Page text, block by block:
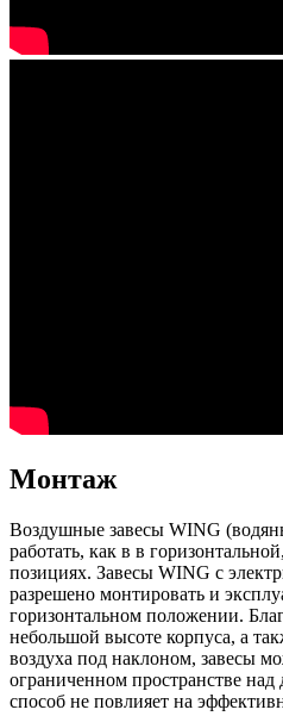
Монтаж
Воздушные завесы WING
работать, как в в
позициях. Завесы WING c
разрешено монтировать и
горизонтальном положении.
небольшой высоте корпуса, а
воздуха под наклоном, завесы
ограниченном пространстве
способ не повлияет на